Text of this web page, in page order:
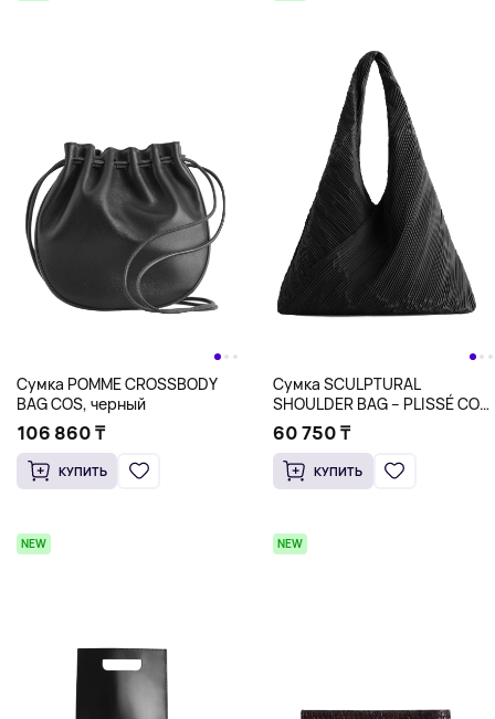
Сумка POMME CROSSBODY
BAG COS, черный
106 860 ₸
КУПИТЬ
Сумка SCULPTURAL
SHOULDER BAG – PLISSÉ COS,
черный
60 750 ₸
КУПИТЬ
NEW NEW